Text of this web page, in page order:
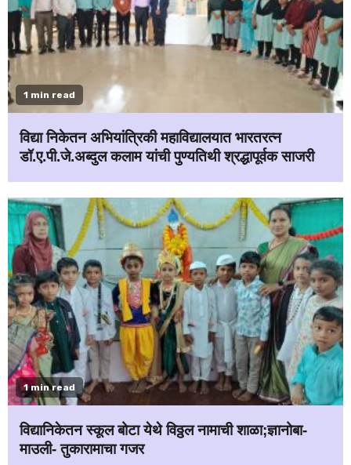
1 min read
विद्या निकेतन अभियांत्रिकी महाविद्यालयात भारतरत्न
डॉ.ए.पी.जे.अब्दुल कलाम यांची पुण्यतिथी श्रद्धापूर्वक साजरी
1 min read
विद्यानिकेतन स्कूल बोटा येथे विठ्ठल नामाची शाळा;ज्ञानोबा-
माउली- तुकारामाचा गजर